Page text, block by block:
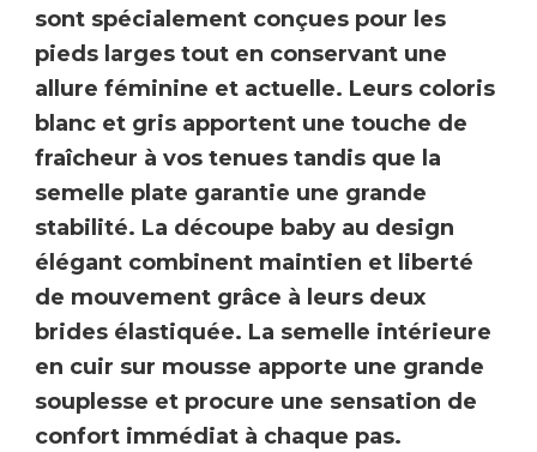
sont spécialement conçues pour les
pieds larges tout en conservant une
allure féminine et actuelle. Leurs coloris
blanc et gris apportent une touche de
fraîcheur à vos tenues tandis que la
semelle plate garantie une grande
stabilité. La découpe baby au design
élégant combinent maintien et liberté
de mouvement grâce à leurs deux
brides élastiquée. La semelle intérieure
en cuir sur mousse apporte une grande
souplesse et procure une sensation de
confort immédiat à chaque pas.